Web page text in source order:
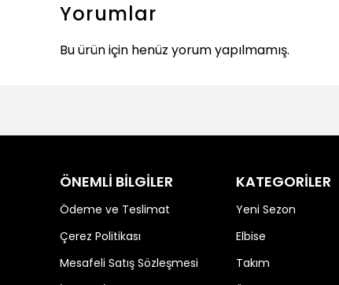
Yorumlar
Bu ürün için henüz yorum yapılmamış.
ÖNEMLİ BİLGİLER
Ödeme ve Teslimat
Çerez Politikası
Mesafeli Satış Sözleşmesi
KATEGORİLER
Yeni Sezon
Elbise
Takım